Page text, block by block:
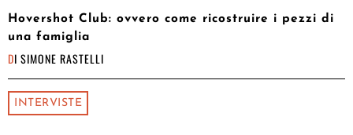
Hovershot Club: ovvero come ricostruire i pezzi di
una famiglia
DI SIMONE RASTELLI
INTERVISTE